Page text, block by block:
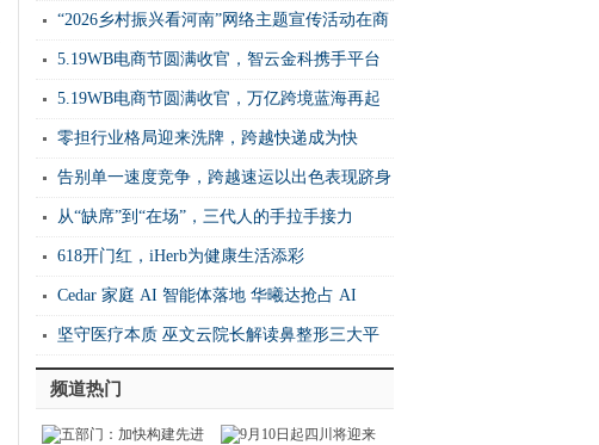
胞级”精准营养
“2026乡村振兴看河南”网络主题宣传活动在商
丘市民权县启动
5.19WB电商节圆满收官，智云金科携手平台
开启万亿蓝海新机遇
5.19WB电商节圆满收官，万亿跨境蓝海再起
新篇！
零担行业格局迎来洗牌，跨越快递成为快
运“增速之王”
​告别单一速度竞争，跨越速运以出色表现跻身
2026中国快运10强
从“缺席”到“在场”，三代人的手拉手接力
618开门红，iHerb为健康生活添彩
Cedar 家庭 AI 智能体落地 华曦达抢占 AI
Home 生态核心制高点
坚守医疗本质 巫文云院长解读鼻整形三大平
衡法则
频道热门